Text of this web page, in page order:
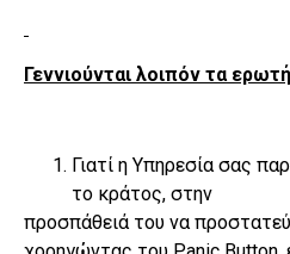
Γεννιούνται λοιπόν τα
Γιατί η Υπηρεσία σας
το κράτος, στην
προσπάθειά του να